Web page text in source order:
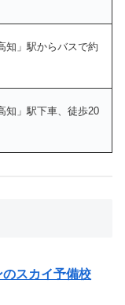
知」駅からバスで約
知」駅下車、徒歩20
スカイ予備校